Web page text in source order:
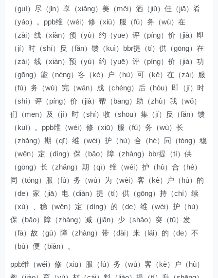
（guì）尽（jǐn）享（xiǎng）美（měi）酒（jiǔ）佳（jiā）肴
（yáo）。ppb维（wéi）修（xiū）服（fú）务（wù）在
（zài）线（xiàn）预（yù）约（yuē）评（píng）价（jià）即
（jí）时（shí）反（fǎn）馈（kuì）bbr提（tí）供（gōng）在
（zài）线（xiàn）预（yù）约（yuē）评（píng）价（jià）功
（gōng）能（néng）客（kè）户（hù）可（kě）在（zài）服
（fú）务（wù）完（wán）成（chéng）后（hòu）即（jí）时
（shí）评（píng）价（jià）帮（bāng）助（zhù）我（wǒ）
们（men）及（jí）时（shí）收（shōu）集（jí）反（fǎn）馈
（kuì）。ppb维（wéi）修（xiū）服（fú）务（wù）长
（zhǎng）期（qī）维（wéi）护（hù）合（hé）同（tóng）稳
（wěn）定（dìng）保（bǎo）障（zhàng）bbr提（tí）供
（gōng）长（zhǎng）期（qī）维（wéi）护（hù）合（hé）
同（tóng）服（fú）务（wù）为（wèi）客（kè）户（hù）的
（de）家（jiā）电（diàn）提（tí）供（gōng）持（chí）续
（xù）、稳（wěn）定（dìng）的（de）维（wéi）护（hù）
保（bǎo）障（zhàng）减（jiǎn）少（shǎo）突（tū）发
（fā）故（gù）障（zhàng）带（dài）来（lái）的（de）不
（bù）便（biàn）。
ppb维（wéi）修（xiū）服（fú）务（wù）客（kè）户（hù）